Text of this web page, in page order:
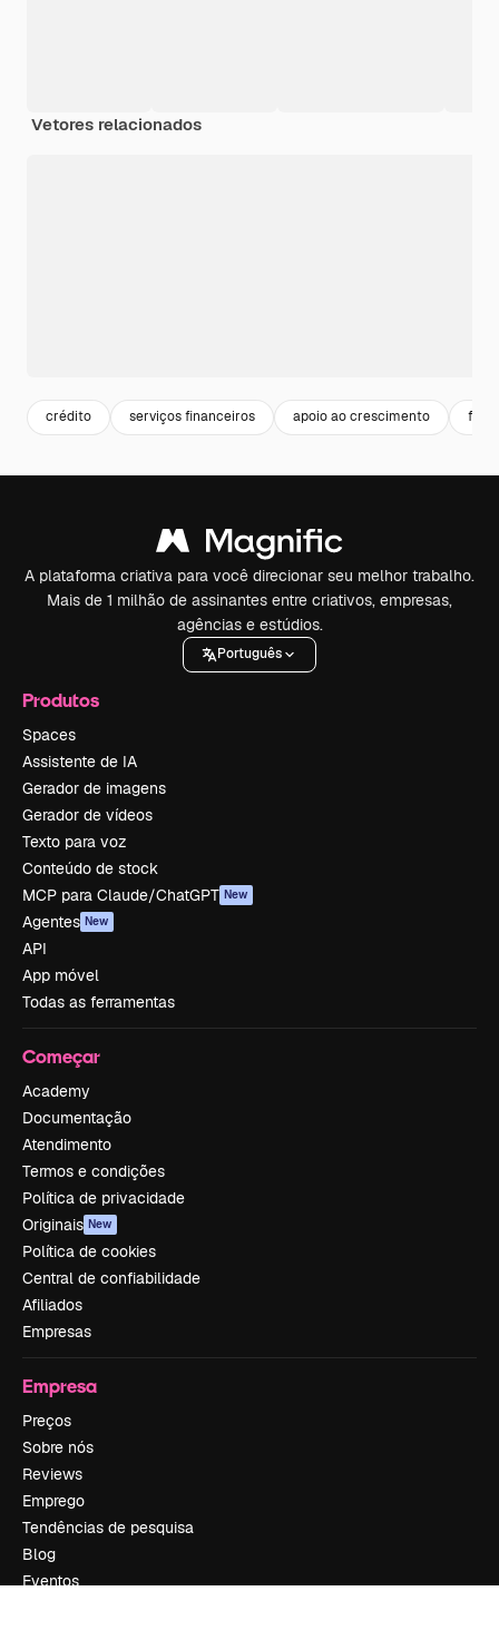
Vetores relacionados
crédito serviços financeiros apoio ao crescimento
A plataforma criativa para você direcionar seu melhor trabalho.
Mais de 1 milhão de assinantes entre criativos, empresas,
agências e estúdios.
Português
Produtos
Spaces
Assistente de IA
Gerador de imagens
Gerador de vídeos
Texto para voz
Conteúdo de stock
MCP para Claude/ChatGPT New
Agentes New
API
App móvel
Todas as ferramentas
Começar
Academy
Documentação
Atendimento
Termos e condições
Política de privacidade
Originais New
Política de cookies
Central de confiabilidade
Afiliados
Empresas
Empresa
Preços
Sobre nós
Reviews
Emprego
Tendências de pesquisa
Blog
Eventos